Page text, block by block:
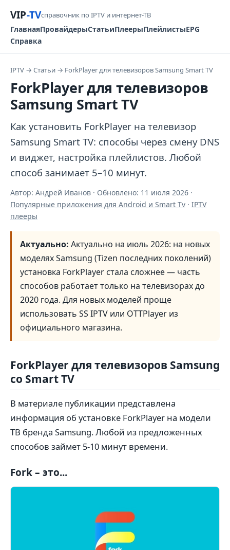
VIP-TVсправочник по IPTV и интернет-ТВ
ГлавнаяПровайдерыСтатьиПлеерыПлейлистыEPG
Справка
IPTV → Статьи → ForkPlayer для телевизоров Samsung Smart TV
ForkPlayer для телевизоров
Samsung Smart TV
Как установить ForkPlayer на телевизор
Samsung Smart TV: способы через смену DNS
и виджет, настройка плейлистов. Любой
способ занимает 5–10 минут.
Автор: Андрей Иванов · Обновлено: 11 июля 2026 ·
Популярные приложения для Android и Smart Tv · IPTV
плееры
Актуально: Актуально на июль 2026: на новых
моделях Samsung (Tizen последних поколений)
установка ForkPlayer стала сложнее — часть
способов работает только на телевизорах до
2020 года. Для новых моделей проще
использовать SS IPTV или OTTPlayer из
официального магазина.
ForkPlayer для телевизоров Samsung
со Smart TV
В материале публикации представлена
информация об установке ForkPlayer на модели
ТВ бренда Samsung. Любой из предложенных
способов займет 5-10 минут времени.
Fork – это...